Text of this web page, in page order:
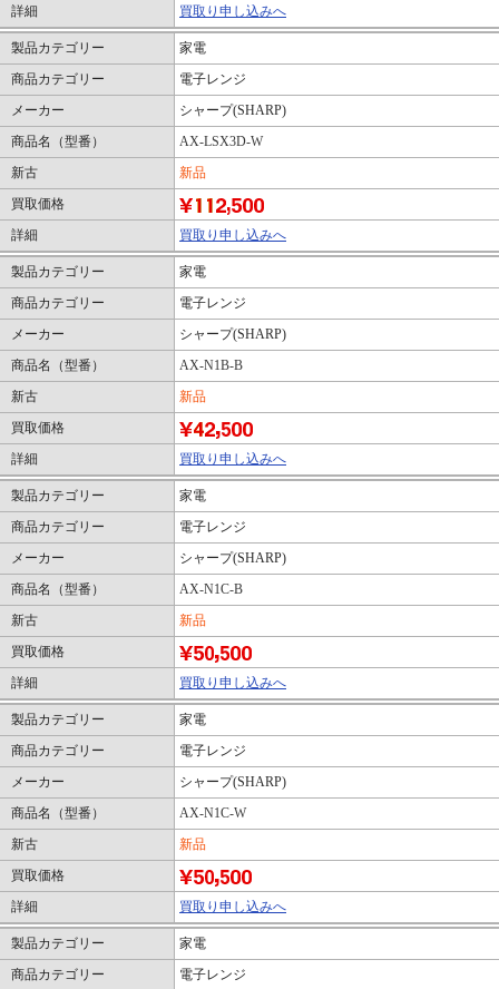
詳細
買取り申し込みへ
製品カテゴリー
家電
商品カテゴリー
電子レンジ
メーカー
シャープ(SHARP)
商品名（型番）
AX-LSX3D-W
新古
新品
買取価格
詳細
買取り申し込みへ
製品カテゴリー
家電
商品カテゴリー
電子レンジ
メーカー
シャープ(SHARP)
商品名（型番）
AX-N1B-B
新古
新品
買取価格
詳細
買取り申し込みへ
製品カテゴリー
家電
商品カテゴリー
電子レンジ
メーカー
シャープ(SHARP)
商品名（型番）
AX-N1C-B
新古
新品
買取価格
詳細
買取り申し込みへ
製品カテゴリー
家電
商品カテゴリー
電子レンジ
メーカー
シャープ(SHARP)
商品名（型番）
AX-N1C-W
新古
新品
買取価格
詳細
買取り申し込みへ
製品カテゴリー
家電
商品カテゴリー
電子レンジ